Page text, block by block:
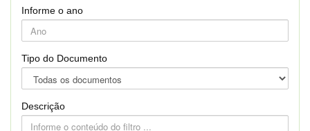
Informe o ano
Tipo do Documento
Descrição